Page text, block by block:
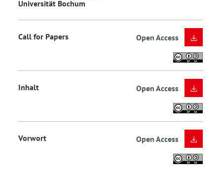
Universität Bochum
Call for Papers Open Access
Inhalt Open Access
Vorwort Open Access